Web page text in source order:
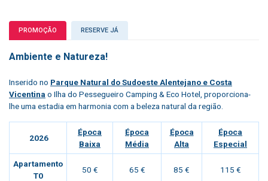
PROMOÇÃO RESERVE JÁ
Ambiente e Natureza!
Inserido no Parque Natural do Sudoeste Alentejano e Costa
Vicentina o Ilha do Pessegueiro Camping & Eco Hotel , proporciona-
lhe uma estadia em harmonia com a beleza natural da região.
2026
Época
Baixa
Época
Média
Época
Alta
Época
Especial
Apartamento
T0
50 € 65 € 85 € 115 €